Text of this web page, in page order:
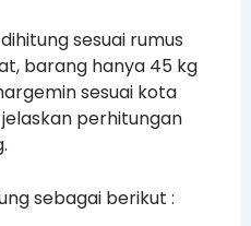
sesuai rumus
barang hanya 45 kg
sesuai kota
perhitungan
sebagai berikut :